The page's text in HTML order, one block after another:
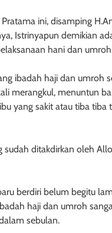
ini, disamping
Istrinyapun demikian
hani dan
ibadah haji dan umroh
merangkul, menuntun
yang sakit atau tiba tiba
sudah ditakdirkan oleh
berdiri belum begitu
haji dan umroh
sebulan.